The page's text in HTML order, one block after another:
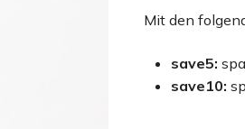
Mit den
save5:
save10: